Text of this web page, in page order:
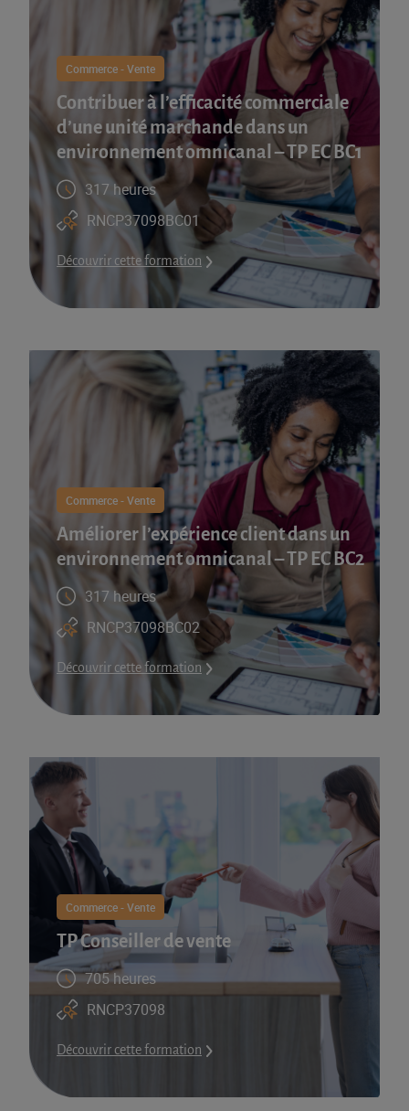
Commerce - Vente
Contribuer à l’efficacité commerciale
d’une unité marchande dans un
environnement omnicanal – TP EC BC1
317 heures
RNCP37098BC01
Découvrir cette formation
Commerce - Vente
Améliorer l’expérience client dans un
environnement omnicanal – TP EC BC2
317 heures
RNCP37098BC02
Découvrir cette formation
Commerce - Vente
TP Conseiller de vente
705 heures
RNCP37098
Découvrir cette formation